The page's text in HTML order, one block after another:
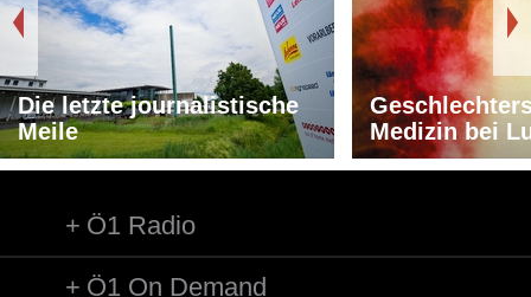
Die letzte journalistische
Meile
Medizin bei
Ö1 Radio
Ö1 On Demand